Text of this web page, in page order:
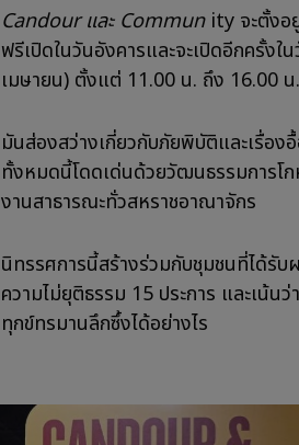
Candour และ Community จะตั้งอยู่
ฟรีเปิดในวันอังคารและจะเปิดอีกครั้ง
เมษายน) ตั้งแต่ 11.00 น. ถึง 16.00 น.
มันส่องสว่างเกี่ยวกับภัยพิบัติและเรื่อ
ทั้งหมดนี้โดดเด่นด้วยวัฒนธรรมการโ
งานสาธารณะทั่วสหราชอาณาจักร
นิทรรศการนี้สร้างร่วมกับชุมชนที่ได้รับ
ความไม่ยุติธรรม 15 ประการ และเน้น
ทุกข์ทรมานลึกซึ้งได้อย่างไร